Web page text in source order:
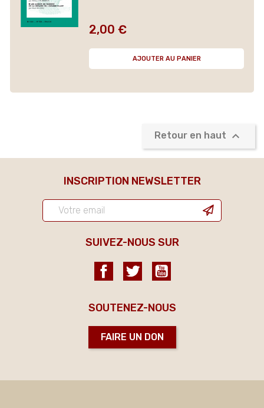
Prix
2,00 €
AJOUTER AU PANIER
Retour en haut 
INSCRIPTION NEWSLETTER
SUIVEZ-NOUS SUR
FacebookTwitter
SOUTENEZ-NOUS
FAIRE UN DON